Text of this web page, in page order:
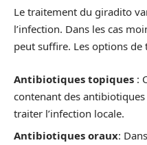
Le traitement du giradito
l’infection. Dans les cas
peut suffire. Les options
Antibiotiques topiques :
contenant des
traiter l’infection locale.
Antibiotiques oraux: